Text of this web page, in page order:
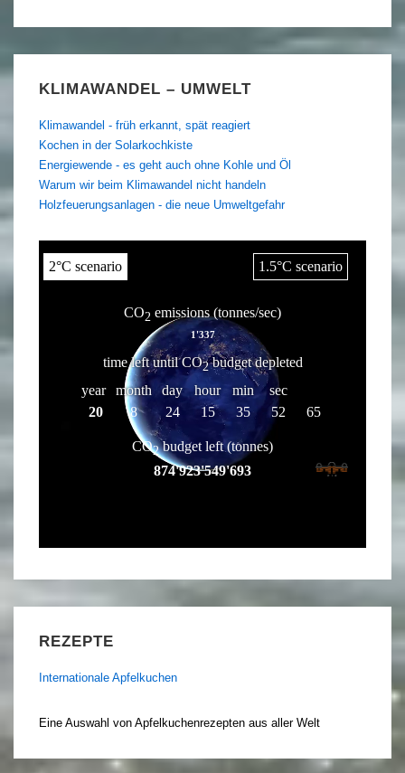
KLIMAWANDEL – UMWELT
Klimawandel - früh erkannt, spät reagiert
Kochen in der Solarkochkiste
Energiewende - es geht auch ohne Kohle und Öl
Warum wir beim Klimawandel nicht handeln
Holzfeuerungsanlagen - die neue Umweltgefahr
REZEPTE
Internationale Apfelkuchen
Eine Auswahl von Apfelkuchenrezepten aus aller Welt